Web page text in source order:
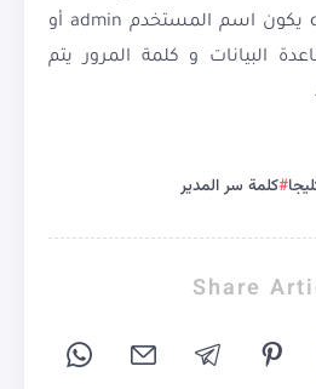
بالاسكربت config.php يكون اسم المستخدم admin أو
البيانات و كلمة المرور يتم
كلمة سر المدير
Share